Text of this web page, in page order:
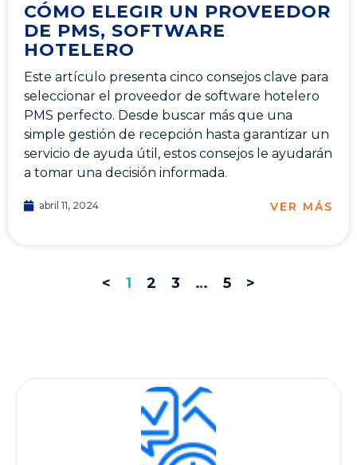
CÓMO ELEGIR UN PROVEEDOR
DE PMS, SOFTWARE
HOTELERO
Este artículo presenta cinco consejos clave para
seleccionar el proveedor de software hotelero
PMS perfecto. Desde buscar más que una
simple gestión de recepción hasta garantizar un
servicio de ayuda útil, estos consejos le ayudarán
a tomar una decisión informada.
abril 11, 2024 VER MÁS
< 1 2 3 … 5 >